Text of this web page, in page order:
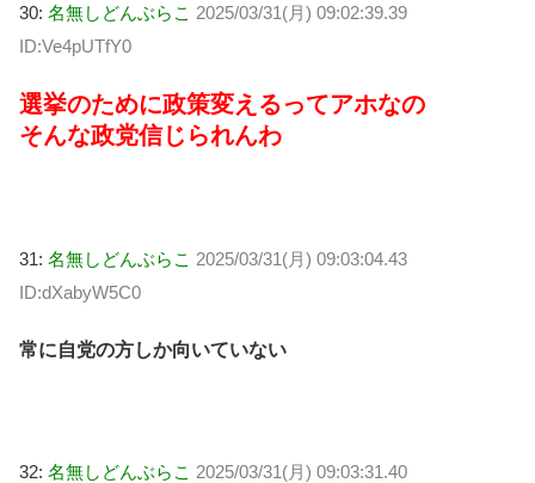
30: 名無しどんぶらこ 2025/03/31(月) 09:02:39.39
ID:Ve4pUTfY0
選挙のために政策変えるってアホなの
そんな政党信じられんわ
31: 名無しどんぶらこ 2025/03/31(月) 09:03:04.43
ID:dXabyW5C0
常に自党の方しか向いていない
32: 名無しどんぶらこ 2025/03/31(月) 09:03:31.40